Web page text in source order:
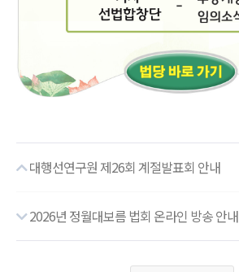
대행선연구원 제26회 계절발표회 안내
2026년 정월대보름 법회 온라인 방송 안내